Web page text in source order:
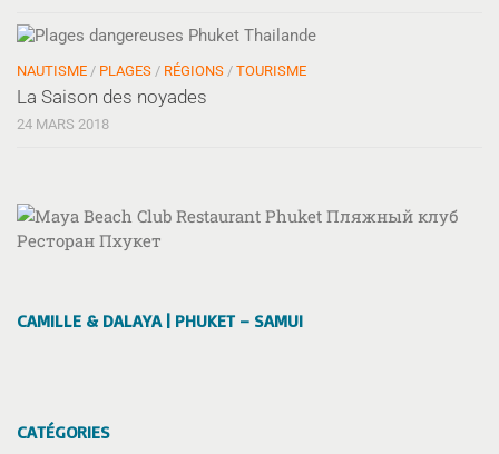
NAUTISME / PLAGES / RÉGIONS / TOURISME
La Saison des noyades
24 MARS 2018
CAMILLE & DALAYA | PHUKET – SAMUI
CATÉGORIES